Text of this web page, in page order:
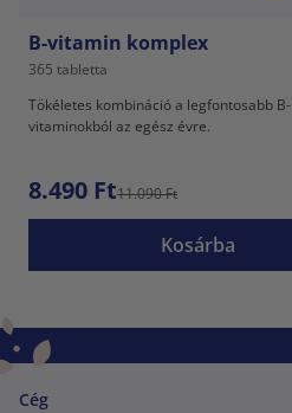
B-vitamin komplex
365 tabletta
Tökéletes kombináció a legfontosabb B-
vitaminokból az egész évre.
8.490 Ft11.090 Ft
Kosárba
Cég